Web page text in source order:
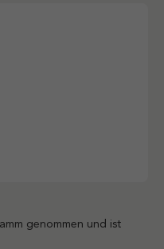
genommen und ist